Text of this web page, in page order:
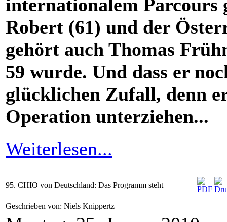
internationalem Parcours
Robert (61) und der
gehört auch Thomas
59 wurde. Und dass er
glücklichen Zufall, denn
Operation unterziehen...
Weiterlesen...
95. CHIO von Deutschland: Das Programm steht
Geschrieben von: Niels Knippertz